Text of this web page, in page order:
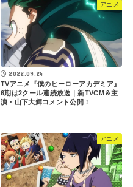
アニメ
2022.09.24
TVアニメ『僕のヒーローアカデミア』
6期は2クール連続放送｜新TVCM＆主
演・山下大輝コメント公開！
アニメ